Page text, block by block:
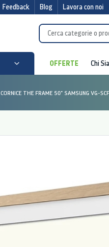
Feedback Blog Lavora con noi
OFFERTE Chi
CORNICE THE FRAME 50" SAMSUNG VG-